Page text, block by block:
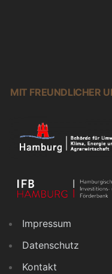
MIT FREUNDLICHER
Impressum
Datenschutz
Kontakt